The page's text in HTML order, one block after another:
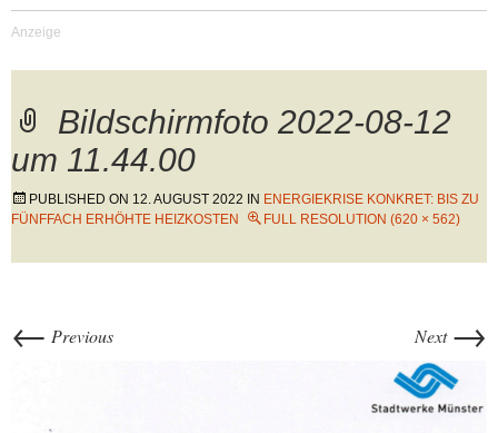
Bildschirmfoto 2022-08-12
um 11.44.00
PUBLISHED ON 12. AUGUST 2022 IN ENERGIEKRISE KONKRET: BIS ZU
FÜNFFACH ERHÖHTE HEIZKOSTEN
FULL RESOLUTION (620 × 562)
← Previous Next →